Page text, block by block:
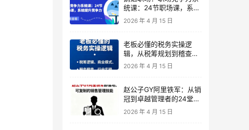
统课：24节职场课，系统
提升竞争力
2026 年 4 月 15 日
老板必懂的税务实操逻
辑，从税筹规划到稽查应
对，为企业稳健增长保驾
2026 年 4 月 15 日
赵公子GY阿里铁军：从销
冠到卓越管理者的24堂实
战课
2026 年 4 月 15 日